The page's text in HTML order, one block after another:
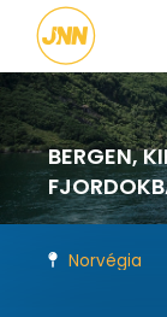
BERGEN,
Norvégia